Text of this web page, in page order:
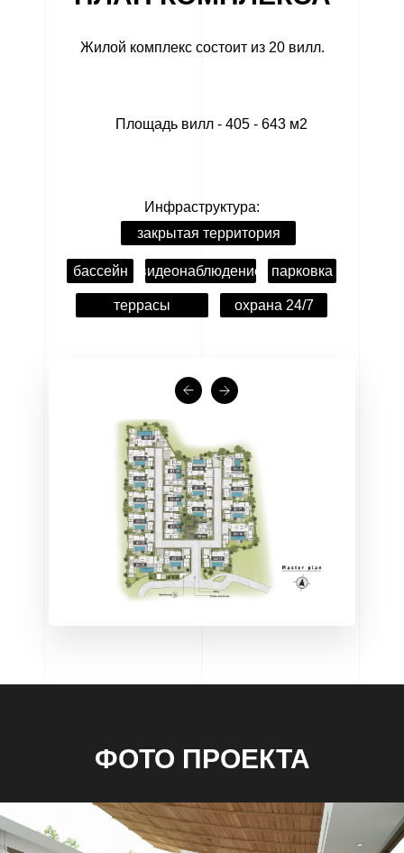
Жилой комплекс состоит из 20 вилл.
Инфраструктура:
закрытая территория
бассейн видеонаблюдение парковка
террасы охрана 24/7
Площадь вилл - 405 - 643 м2
ФОТО ПРОЕКТА